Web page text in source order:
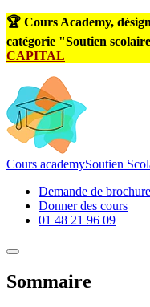
🏆 Cours Academy,
catégorie "Soutien
CAPITAL
Cours academySoutien
Demande de brochure
Donner des cours
01 48 21 96 09
Sommaire